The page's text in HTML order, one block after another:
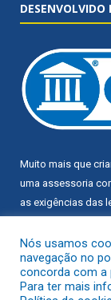
DESENVOLVIDO
Muito mais que
uma assessoria
as exigências das
Conheça oPNTPe
Nós usamos
navegação no
concorda com a
Para ter mais